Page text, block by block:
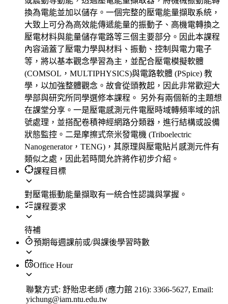
換為電能並加以儲存。一個完整的壓電能量擷取系統，
大致上可分為高效能傳遞能量的振動子、高機電轉換之
壓電材料與能量儲存電路等三個主要部分。因此本課程
內容涵蓋了壓電力學與材料、振動、控制與電力電子
等，將以基本觀念學習為主，並配合壓電模擬軟體
(COMSOL，MULTIPHYSICS)與電路軟體 (PSpice) 教
學，以加強整體觀念。故會從頭教起，因此非常歡迎大
學部與研究所同學選修本課程。 另外有兩個新的主題想
在課堂分享。一是壓電感測元件電壓時域轉頻率域的訊
號處理，並搭配卷積神經網路分類器，進行結構或設備
狀態監控。二是摩擦式奈米發電機 (Triboelectric
Nanogenerator，TENG)，其原理與壓電貼片感測元件有
類似之處，因此若時間允許將作初步介紹。
課程目標
對壓電振動能量擷取有一統合性認識與掌握。
課程要求
待補
預期每週課前或/與課後學習時數
Office Hour
聯繫方式: 舒貽忠老師 (應力館 216): 3366-5627, Email:
yichung@iam.ntu.edu.tw